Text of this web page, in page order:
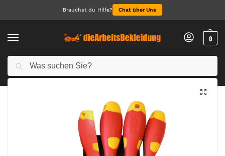
Brauchst du Hilfe? Chat über Uns
0
Start Alle Produkte / Sicherheits – Werkzeughalter